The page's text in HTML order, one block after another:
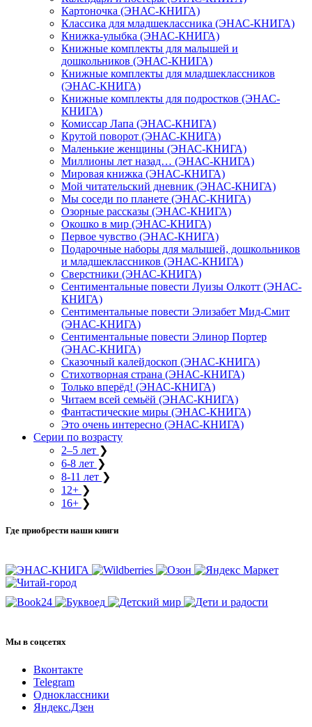
Картоночка (ЭНАС-КНИГА)
Классика для младшеклассника (ЭНАС-КНИГА)
Книжка-улыбка (ЭНАС-КНИГА)
Книжные комплекты для малышей и
дошкольников (ЭНАС-КНИГА)
Книжные комплекты для младшеклассников
(ЭНАС-КНИГА)
Книжные комплекты для подростков (ЭНАС-
КНИГА)
Комиссар Лапа (ЭНАС-КНИГА)
Крутой поворот (ЭНАС-КНИГА)
Маленькие женщины (ЭНАС-КНИГА)
Миллионы лет назад… (ЭНАС-КНИГА)
Мировая книжка (ЭНАС-КНИГА)
Мой читательский дневник (ЭНАС-КНИГА)
Мы соседи по планете (ЭНАС-КНИГА)
Озорные рассказы (ЭНАС-КНИГА)
Окошко в мир (ЭНАС-КНИГА)
Первое чувство (ЭНАС-КНИГА)
Подарочные наборы для малышей, дошкольников
и младшеклассников (ЭНАС-КНИГА)
Сверстники (ЭНАС-КНИГА)
Сентиментальные повести Луизы Олкотт (ЭНАС-
КНИГА)
Сентиментальные повести Элизабет Мид-Смит
(ЭНАС-КНИГА)
Сентиментальные повести Элинор Портер
(ЭНАС-КНИГА)
Сказочный калейдоскоп (ЭНАС-КНИГА)
Стихотворная страна (ЭНАС-КНИГА)
Только вперёд! (ЭНАС-КНИГА)
Читаем всей семьёй (ЭНАС-КНИГА)
Фантастические миры (ЭНАС-КНИГА)
Это очень интересно (ЭНАС-КНИГА)
Серии по возрасту
2–5 лет ❯
6-8 лет ❯
8-11 лет ❯
12+ ❯
16+ ❯
Где приобрести наши книги
Мы в соцсетях
Вконтакте
Telegram
Одноклассники
Яндекс.Дзен